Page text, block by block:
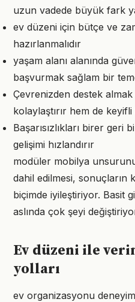
uzun vadede büyük fark
ev düzeni için bütçe ve
hazırlanmalıdır
yaşam alanı alanında
başvurmak sağlam bir
Çevrenizden destek
kolaylaştırır hem de
Başarısızlıkları birer geri
gelişimi hızlandırır
modüler mobilya
dahil edilmesi, sonuçların
biçimde iyileştiriyor. Basit
aslında çok şeyi
Ev düzeni ile
yolları
ev organizasyonu